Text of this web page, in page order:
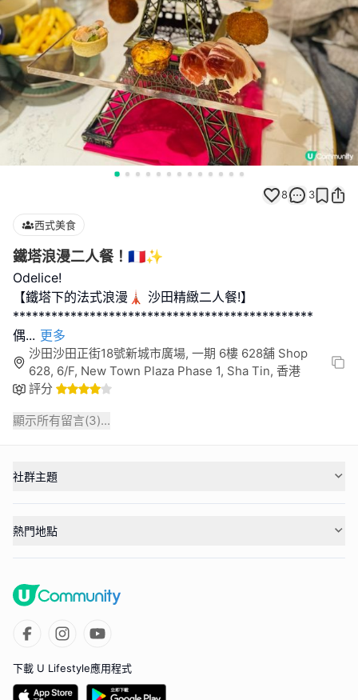
8 3
西式美食
鐵塔浪漫二人餐！🇫🇷✨
Odelice!
【鐵塔下的法式浪漫🗼 沙田精緻二人餐!】
***********************************************
偶... 更多
沙田沙田正街18號新城市廣場, 一期 6樓 628舖 Shop
628, 6/F, New Town Plaza Phase 1, Sha Tin, 香港
評分
顯示所有留言(3)...
社群主題
熱門地點
下載 U Lifestyle應用程式